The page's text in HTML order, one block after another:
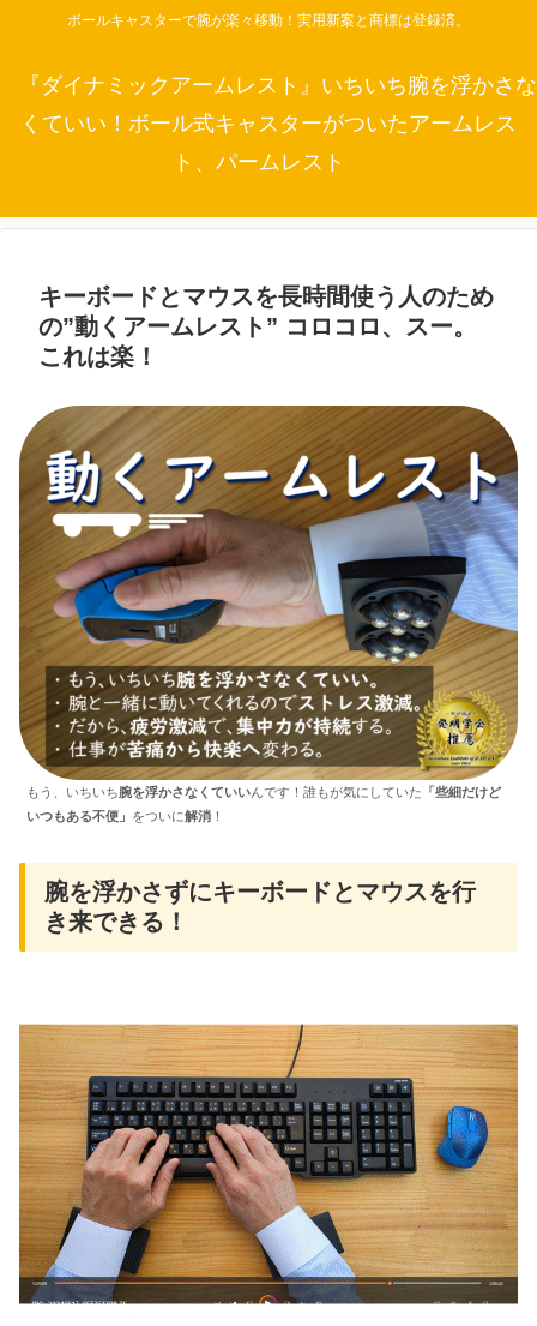
ボールキャスターで腕が楽々移動！実用新案と商標は登録済。
『ダイナミックアームレスト』いちいち腕を浮かさな
くていい！ボール式キャスターがついたアームレス
ト、パームレスト
キーボードとマウスを長時間使う人のため
の”動くアームレスト” コロコロ、スー。
これは楽！
もう、いちいち 腕を浮かさなくていいんです！誰もが気にしていた 「些細だけど
いつもある不便」 をついに解消 ！
腕を浮かさずにキーボードとマウスを行
き来できる！